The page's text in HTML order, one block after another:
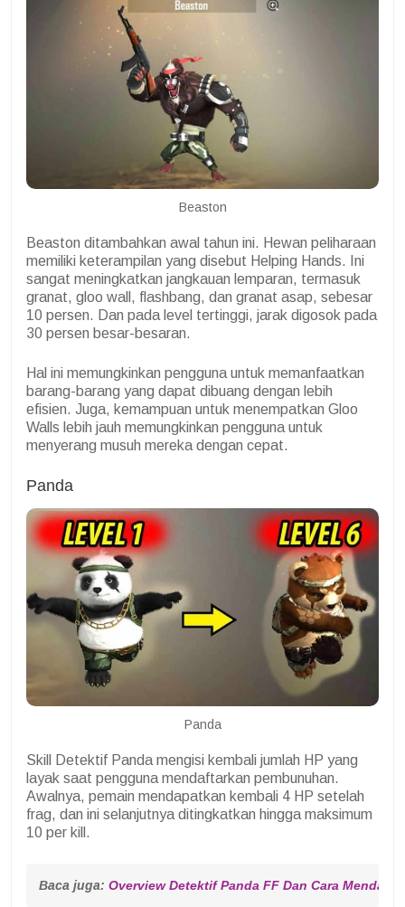
Beaston
Beaston ditambahkan awal tahun ini. Hewan peliharaan
memiliki keterampilan yang disebut Helping Hands. Ini
sangat meningkatkan jangkauan lemparan, termasuk
granat, gloo wall, flashbang, dan granat asap, sebesar
10 persen. Dan pada level tertinggi, jarak digosok pada
30 persen besar-besaran.
Hal ini memungkinkan pengguna untuk memanfaatkan
barang-barang yang dapat dibuang dengan lebih
efisien. Juga, kemampuan untuk menempatkan Gloo
Walls lebih jauh memungkinkan pengguna untuk
menyerang musuh mereka dengan cepat.
Panda
Panda
Skill Detektif Panda mengisi kembali jumlah HP yang
layak saat pengguna mendaftarkan pembunuhan.
Awalnya, pemain mendapatkan kembali 4 HP setelah
frag, dan ini selanjutnya ditingkatkan hingga maksimum
10 per kill.
Baca juga: Overview Detektif Panda FF Dan Cara